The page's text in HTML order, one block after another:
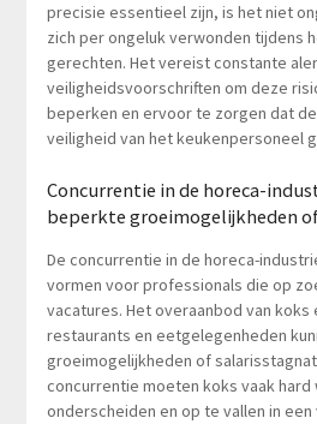
precisie essentieel zijn, is het niet
zich per ongeluk verwonden tijdens
gerechten. Het vereist constante
veiligheidsvoorschriften om deze
beperken en ervoor te zorgen dat
veiligheid van het keukenpersoneel
Concurrentie in de horeca-
beperkte groeimogelijkheden
De concurrentie in de horeca-
vormen voor professionals die op
vacatures. Het overaanbod van koks
restaurants en eetgelegenheden
groeimogelijkheden of
concurrentie moeten koks vaak hard
onderscheiden en op te vallen in